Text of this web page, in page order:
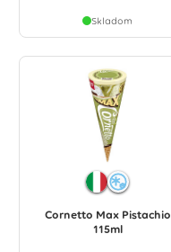
Skladom
Cornetto Max Pistachio
115ml